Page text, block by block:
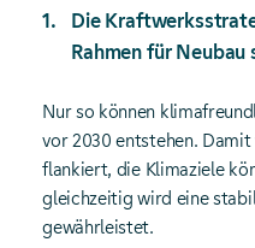
Die
Rahmen für Neubau
Nur so können
vor 2030 entstehen.
flankiert, die Klimaziele
gleichzeitig wird eine
gewährleistet.